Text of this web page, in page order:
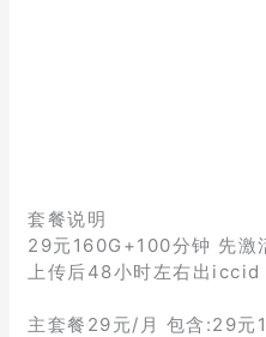
套餐说明
29元160G+100分钟 先激
上传后48小时左右出iccid
主套餐29元/月 包含:29元